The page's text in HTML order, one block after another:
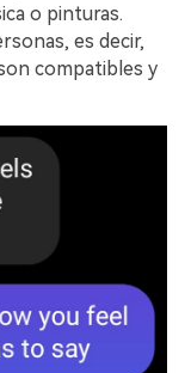
o pinturas.
es decir,
compatibles y